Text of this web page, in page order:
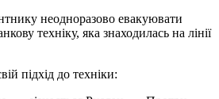
неодноразово евакуювати
техніку, яка знаходилась на лінії
підхід до техніки: